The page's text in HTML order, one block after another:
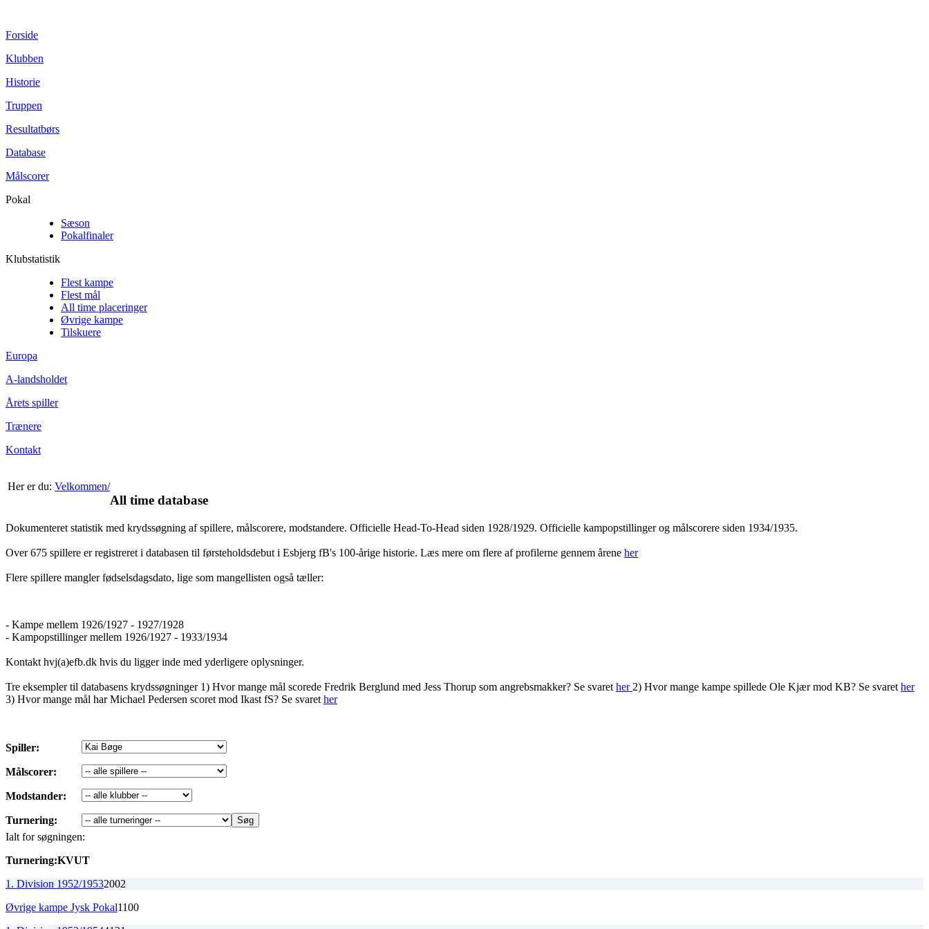
Forside
Klubben
Historie
Truppen
Resultatbørs
Database
Målscorer
Pokal
Sæson
Pokalfinaler
Klubstatistik
Flest kampe
Flest mål
All time placeringer
Øvrige kampe
Tilskuere
Europa
A-landsholdet
Årets spiller
Trænere
Kontakt
Her er du: Velkommen/
All time database
Dokumenteret statistik med krydssøgning af spillere, målscorere, modstandere. Officielle Head-To-Head siden 1928/1929. Officielle kampopstillinger og målscorere siden 1934/1935.
Over 675 spillere er registreret i databasen til førsteholdsdebut i Esbjerg fB's 100-årige historie. Læs mere om flere af profilerne gennem årene her
Flere spillere mangler fødselsdagsdato, lige som mangellisten også tæller:
- Kampe mellem 1926/1927 - 1927/1928
- Kampopstillinger mellem 1926/1927 - 1933/1934
Kontakt hvj(a)efb.dk hvis du ligger inde med yderligere oplysninger.
Tre eksempler til databasens krydssøgninger 1) Hvor mange mål scorede Fredrik Berglund med Jess Thorup som angrebsmakker? Se svaret her 2) Hvor mange kampe spillede Ole Kjær mod KB? Se svaret her
3) Hvor mange mål har Michael Pedersen scoret mod Ikast fS? Se svaret her
Spiller:
Målscorer:
Modstander:
Turnering:
Ialt for søgningen:
Turnering:KVUT
1. Division 1952/19532002
Øvrige kampe Jysk Pokal1100